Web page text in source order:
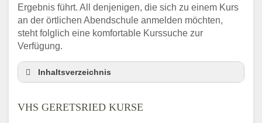
Ergebnis führt. All denjenigen, die sich zu einem Kurs
an der örtlichen Abendschule anmelden möchten,
steht folglich eine komfortable Kurssuche zur
Verfügung.
Inhaltsverzeichnis
VHS Geretsried Kurse
VHS GERETSRIED KURSE